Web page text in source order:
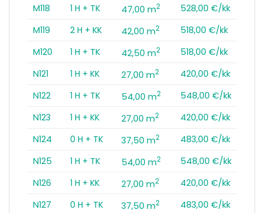
M118
1 H + TK 47,00 m2
528,00 €/kk
M119
2 H + KK 42,00 m2
518,00 €/kk
M120
1 H + TK 42,50 m2
518,00 €/kk
N121
1 H + KK 27,00 m2
420,00 €/kk
N122
1 H + TK 54,00 m2
548,00 €/kk
N123
1 H + KK 27,00 m2
420,00 €/kk
N124
0 H + TK 37,50 m2
483,00 €/kk
N125
1 H + TK 54,00 m2
548,00 €/kk
N126
1 H + KK 27,00 m2
420,00 €/kk
N127
0 H + TK 37,50 m2
483,00 €/kk